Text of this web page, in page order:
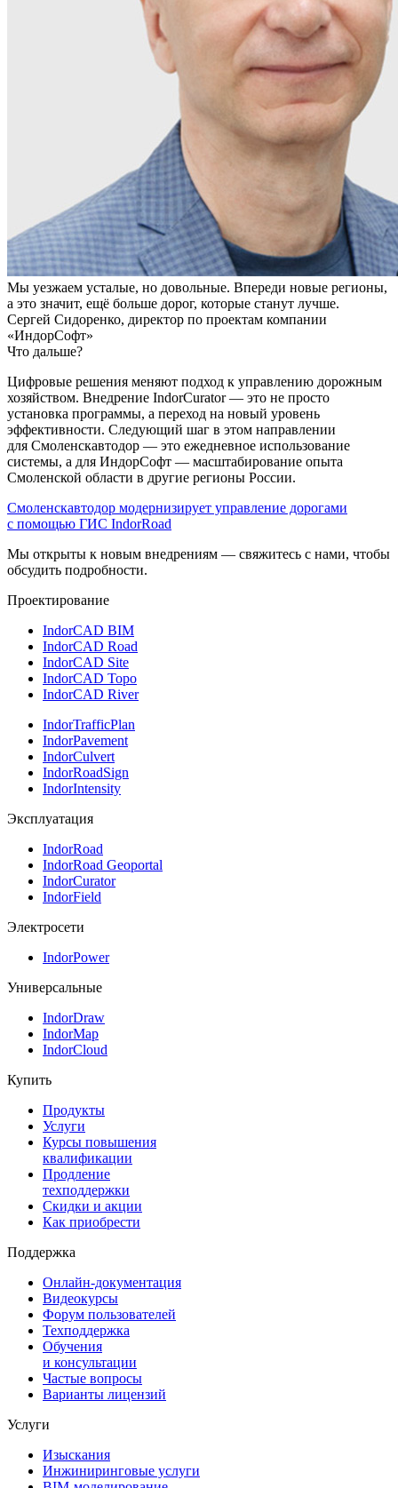
Мы уезжаем усталые, но довольные. Впереди новые регионы,
а это значит, ещё больше дорог, которые станут лучше.
Сергей Сидоренко, директор по проектам компании
«ИндорСофт»
Что дальше?
Цифровые решения меняют подход к управлению дорожным
хозяйством. Внедрение IndorCurator — это не просто
установка программы, а переход на новый уровень
эффективности. Следующий шаг в этом направлении
для Смоленскавтодор — это ежедневное использование
системы, а для ИндорСофт — масштабирование опыта
Смоленской области в другие регионы России.
Смоленскавтодор модернизирует управление дорогами
с помощью ГИС IndorRoad
Мы открыты к новым внедрениям — свяжитесь с нами, чтобы
обсудить подробности.
Проектирование
IndorCAD BIM
IndorCAD Road
IndorCAD Site
IndorCAD Topo
IndorCAD River
IndorTrafficPlan
IndorPavement
IndorCulvert
IndorRoadSign
IndorIntensity
Эксплуатация
IndorRoad
IndorRoad Geoportal
IndorCurator
IndorField
Электросети
IndorPower
Универсальные
IndorDraw
IndorMap
IndorCloud
Купить
Продукты
Услуги
Курсы повышения
квалификации
Продление
техподдержки
Скидки и акции
Как приобрести
Поддержка
Онлайн-документация
Видеокурсы
Форум пользователей
Техподдержка
Обучения
и консультации
Частые вопросы
Варианты лицензий
Услуги
Изыскания
Инжиниринговые услуги